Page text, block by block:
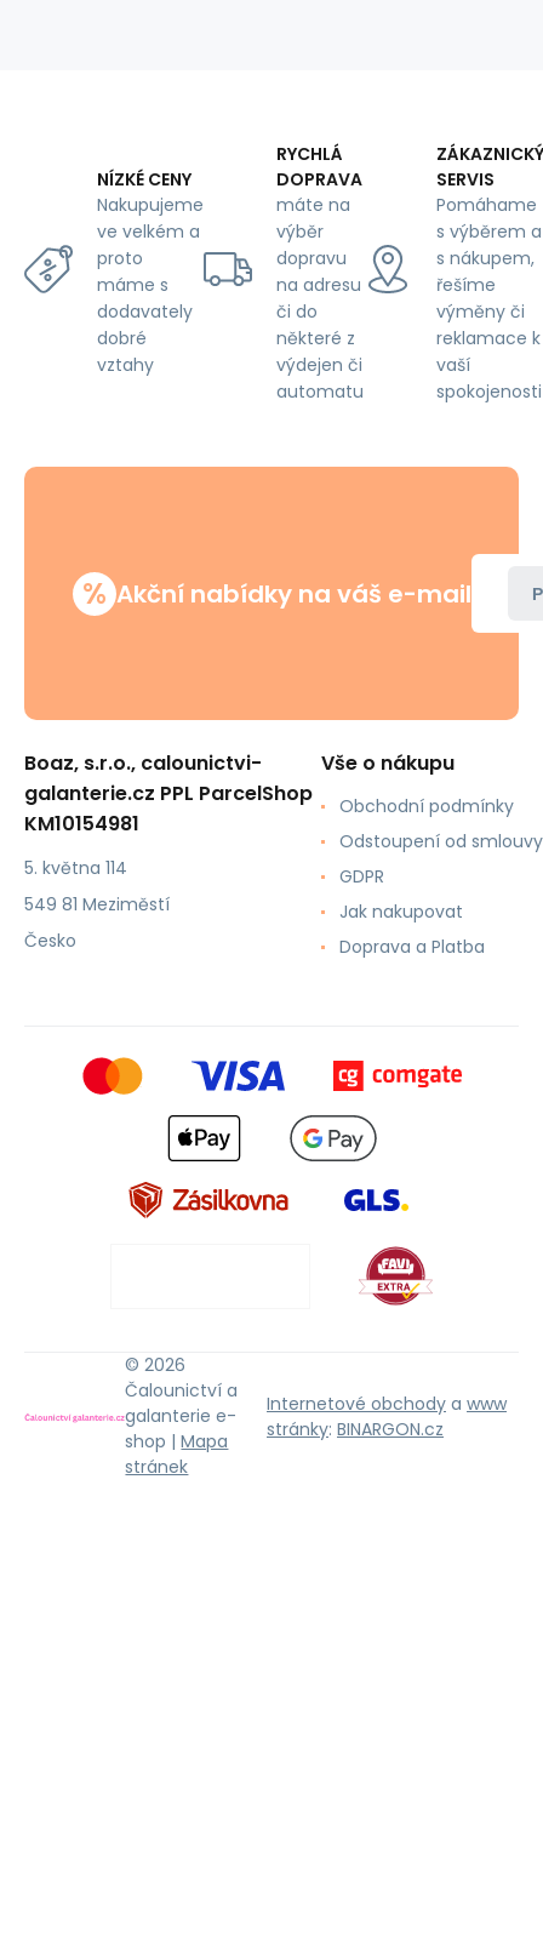
NÍZKÉ CENY
Nakupujeme
ve velkém a
proto
máme s
dodavately
dobré
vztahy
RYCHLÁ
DOPRAVA
máte na
výběr
dopravu
na adresu
či do
některé z
výdejen či
automatu
ZÁKAZNICKÝ
SERVIS
Pomáhame
s výběrem a
s nákupem,
řešíme
výměny či
reklamace k
vaší
spokojenosti
% Akční nabídky na váš e-mail
Boaz, s.r.o., calounictvi-
galanterie.cz PPL ParcelShop
KM10154981
5. května 114
549 81 Meziměstí
Česko
Vše o nákupu
Obchodní podmínky
Odstoupení od smlouvy
GDPR
Jak nakupovat
Doprava a Platba
© 2026
Čalounictví a
galanterie e-
shop |Mapa
stránek
Internetové obchody a www
stránky: BINARGON.cz